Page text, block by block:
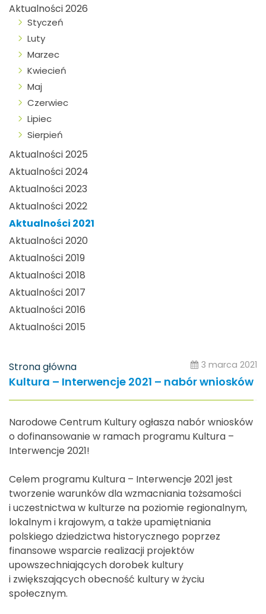
Aktualności 2026
Styczeń
Luty
Marzec
Kwiecień
Maj
Czerwiec
Lipiec
Sierpień
Aktualności 2025
Aktualności 2024
Aktualności 2023
Aktualności 2022
Aktualności 2021
Aktualności 2020
Aktualności 2019
Aktualności 2018
Aktualności 2017
Aktualności 2016
Aktualności 2015
Strona główna 3 marca 2021
Kultura – Interwencje 2021 – nabór wniosków
Narodowe Centrum Kultury ogłasza nabór wniosków
o dofinansowanie w ramach programu Kultura –
Interwencje 2021!
Celem programu Kultura – Interwencje 2021 jest
tworzenie warunków dla wzmacniania tożsamości
i uczestnictwa w kulturze na poziomie regionalnym,
lokalnym i krajowym, a także upamiętniania
polskiego dziedzictwa historycznego poprzez
finansowe wsparcie realizacji projektów
upowszechniających dorobek kultury
i zwiększających obecność kultury w życiu
społecznym.